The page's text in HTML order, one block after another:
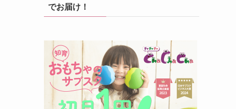
でお届け！